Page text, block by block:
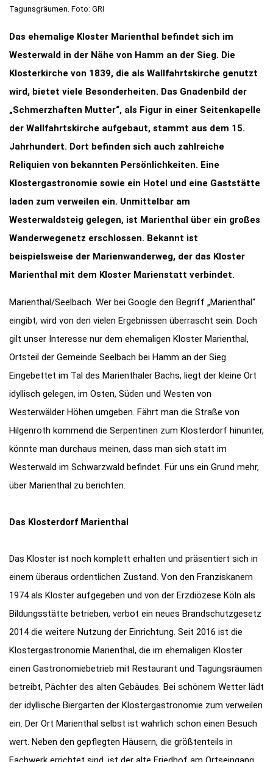
Tagunsgräumen. Foto: GRI
Das ehemalige Kloster Marienthal befindet sich im
Westerwald in der Nähe von Hamm an der Sieg. Die
Klosterkirche von 1839, die als Wallfahrtskirche genutzt
wird, bietet viele Besonderheiten. Das Gnadenbild der
„Schmerzhaften Mutter“, als Figur in einer Seitenkapelle
der Wallfahrtskirche aufgebaut, stammt aus dem 15.
Jahrhundert. Dort befinden sich auch zahlreiche
Reliquien von bekannten Persönlichkeiten. Eine
Klostergastronomie sowie ein Hotel und eine Gaststätte
laden zum verweilen ein. Unmittelbar am
Westerwaldsteig gelegen, ist Marienthal über ein großes
Wanderwegenetz erschlossen. Bekannt ist
beispielsweise der Marienwanderweg, der das Kloster
Marienthal mit dem Kloster Marienstatt verbindet.
Marienthal/Seelbach. Wer bei Google den Begriff „Marienthal“
eingibt, wird von den vielen Ergebnissen überrascht sein. Doch
gilt unser Interesse nur dem ehemaligen Kloster Marienthal,
Ortsteil der Gemeinde Seelbach bei Hamm an der Sieg.
Eingebettet im Tal des Marienthaler Bachs, liegt der kleine Ort
idyllisch gelegen, im Osten, Süden und Westen von
Westerwälder Höhen umgeben. Fährt man die Straße von
Hilgenroth kommend die Serpentinen zum Klosterdorf hinunter,
könnte man durchaus meinen, dass man sich statt im
Westerwald im Schwarzwald befindet. Für uns ein Grund mehr,
über Marienthal zu berichten.
Das Klosterdorf Marienthal
Das Kloster ist noch komplett erhalten und präsentiert sich in
einem überaus ordentlichen Zustand. Von den Franziskanern
1974 als Kloster aufgegeben und von der Erzdiözese Köln als
Bildungsstätte betrieben, verbot ein neues Brandschutzgesetz
2014 die weitere Nutzung der Einrichtung. Seit 2016 ist die
Klostergastronomie Marienthal, die im ehemaligen Kloster
einen Gastronomiebetrieb mit Restaurant und Tagungsräumen
betreibt, Pächter des alten Gebäudes. Bei schönem Wetter lädt
der idyllische Biergarten der Klostergastronomie zum verweilen
ein. Der Ort Marienthal selbst ist wahrlich schon einen Besuch
wert. Neben den gepflegten Häusern, die größtenteils in